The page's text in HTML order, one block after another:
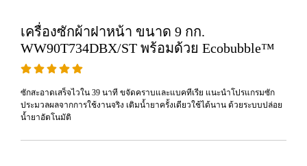
เครื่องซักผ้าฝาหน้า ขนาด 9 กก.
WW90T734DBX/ST พร้อมด้วย Ecobubble™
ซักสะอาดเสร็จไวใน 39 นาที ขจัดคราบและแบคทีเรีย แนะนำโปรแกรมซัก
ประมวลผลจากการใช้งานจริง เติมน้ำยาครั้งเดียวใช้ได้นาน ด้วยระบบปล่อย
น้ำยาอัตโนมัติ